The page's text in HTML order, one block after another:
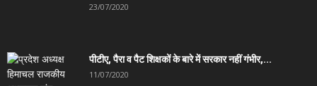
23/07/2020
पीटीए, पैरा व पैट शिक्षकों के बारे में सरकार नहीं गंभीर,...
11/07/2020